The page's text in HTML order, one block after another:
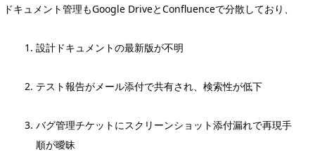
ドキュメント管理もGoogle DriveとConfluenceで分散しており、
設計ドキュメントの最新版が不明
テスト報告がメール添付で共有され、検索性が低下
バグ管理チケットにスクリーンショット添付漏れで再現手
順が曖昧